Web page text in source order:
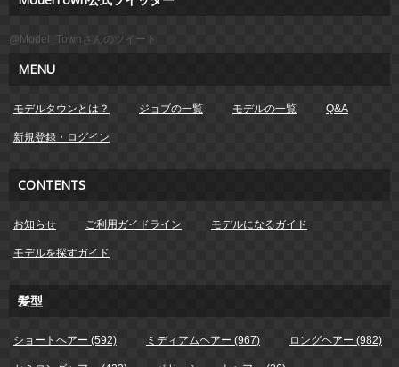
@Model_Townさんのツイート
MENU
モデルタウンとは？ ジョブの一覧 モデルの一覧 Q&A
新規登録・ログイン
CONTENTS
お知らせ ご利用ガイドライン モデルになるガイド
モデルを探すガイド
髪型
ショートヘアー (592) ミディアムヘアー (967) ロングヘアー (982)